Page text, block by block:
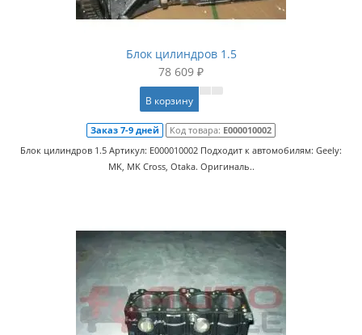
Блок цилиндров 1.5
78 609 ₽
В корзину
Заказ 7-9 дней Код товара: E000010002
Блок цилиндров 1.5 Артикул: E000010002 Подходит к автомобилям: Geely:
MK, MK Cross, Otaka. Оригиналь..